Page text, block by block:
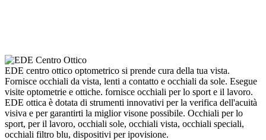
EDE centro ottico optometrico si prende cura della tua vista.
Fornisce occhiali da vista, lenti a contatto e occhiali da sole. Esegue
visite optometrie e ottiche. fornisce occhiali per lo sport e il lavoro.
EDE ottica è dotata di strumenti innovativi per la verifica dell'acuità
visiva e per garantirti la miglior visone possibile. Occhiali per lo
sport, per il lavoro, occhiali sole, occhiali vista, occhiali speciali,
occhiali filtro blu, dispositivi per ipovisione.